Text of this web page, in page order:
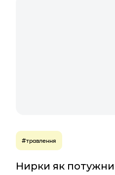
#травлення
Нирки як